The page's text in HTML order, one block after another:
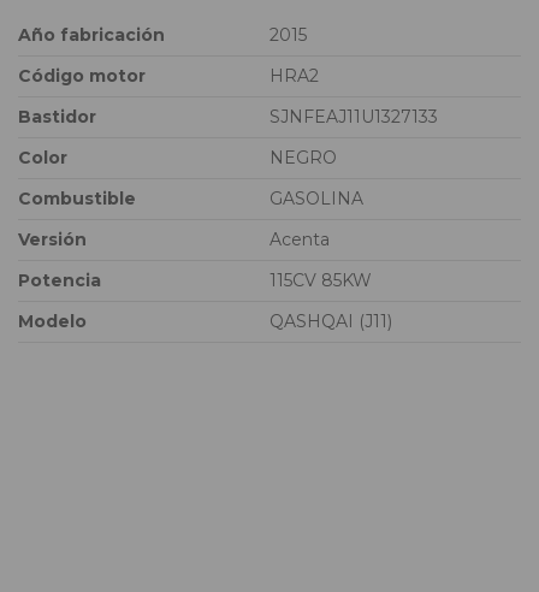
Año fabricación
2015
Código motor
HRA2
Bastidor
SJNFEAJ11U1327133
Color
NEGRO
Combustible
GASOLINA
Versión
Acenta
Potencia
115CV 85KW
Modelo
QASHQAI (J11)